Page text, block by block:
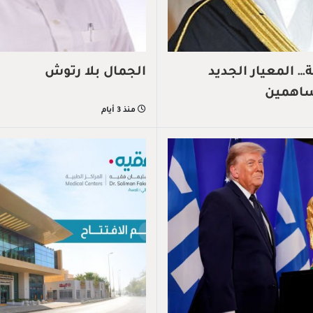
المعيار الجديد
الجمال بلا رتوش
منذ 3 أيام